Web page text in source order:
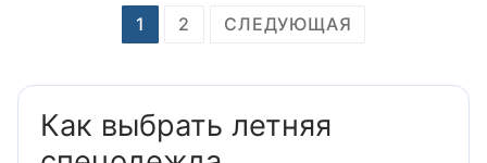
Навигация
записям
1 2 СЛЕДУЮЩАЯ
Как выбрать летняя